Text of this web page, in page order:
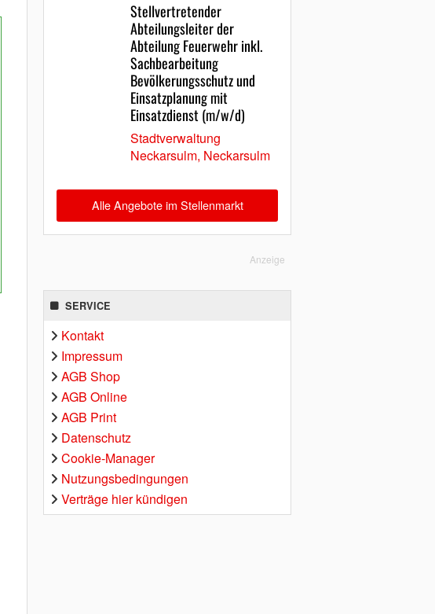
Stellvertretender
Abteilungsleiter der
Abteilung Feuerwehr inkl.
Sachbearbeitung
Bevölkerungsschutz und
Einsatzplanung mit
Einsatzdienst (m/w/d)
Stadtverwaltung
Neckarsulm, Neckarsulm
Alle Angebote im Stellenmarkt
Anzeige
SERVICE
Kontakt
Impressum
AGB Shop
AGB Online
AGB Print
Datenschutz
Cookie-Manager
Nutzungsbedingungen
Verträge hier kündigen